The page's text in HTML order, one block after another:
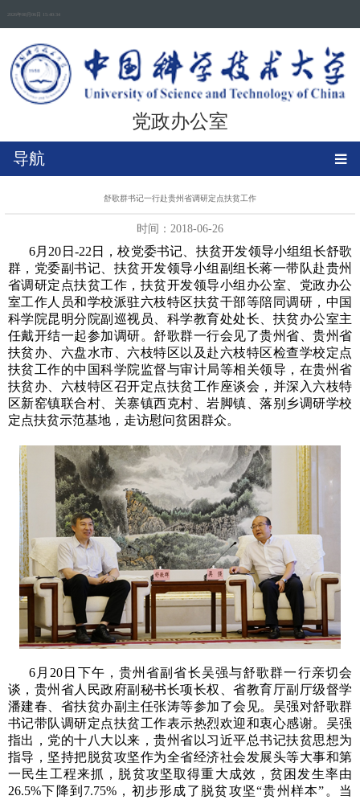
2026年08月06日 15:40:35
党政办公室
导航
舒歌群书记一行赴贵州省调研定点扶贫工作
时间：2018-06-26
6月20日-22日，校党委书记、扶贫开发领导小组组长舒歌
群，党委副书记、扶贫开发领导小组副组长蒋一带队赴贵州
省调研定点扶贫工作，扶贫开发领导小组办公室、党政办公
室工作人员和学校派驻六枝特区扶贫干部等陪同调研，中国
科学院昆明分院副巡视员、科学教育处处长、扶贫办公室主
任戴开结一起参加调研。舒歌群一行会见了贵州省、贵州省
扶贫办、六盘水市、六枝特区以及赴六枝特区检查学校定点
扶贫工作的中国科学院监督与审计局等相关领导，在贵州省
扶贫办、六枝特区召开定点扶贫工作座谈会，并深入六枝特
区新窑镇联合村、关寨镇西克村、岩脚镇、落别乡调研学校
定点扶贫示范基地，走访慰问贫困群众。
6月20日下午，贵州省副省长吴强与舒歌群一行亲切会
谈，贵州省人民政府副秘书长项长权、省教育厅副厅级督学
潘建春、省扶贫办副主任张涛等参加了会见。吴强对舒歌群
书记带队调研定点扶贫工作表示热烈欢迎和衷心感谢。吴强
指出，党的十八大以来，贵州省以习近平总书记扶贫思想为
指导，坚持把脱贫攻坚作为全省经济社会发展头等大事和第
一民生工程来抓，脱贫攻坚取得重大成效，贫困发生率由
26.5%下降到7.75%，初步形成了脱贫攻坚“贵州样本”。当